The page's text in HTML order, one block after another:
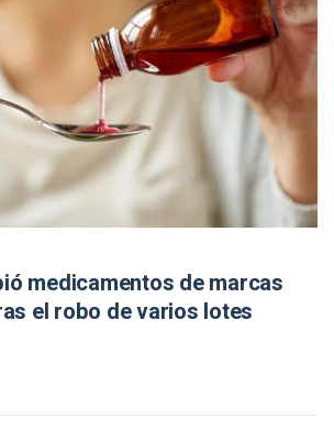
medicamentos de marcas
el robo de varios lotes